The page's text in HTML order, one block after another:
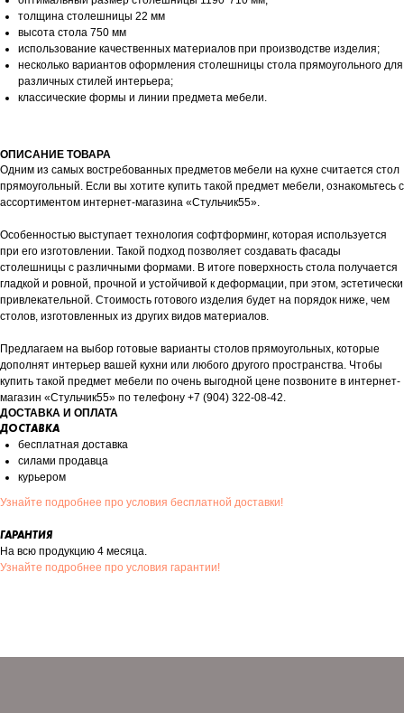
толщина столешницы 22 мм
высота стола 750 мм
использование качественных материалов при производстве изделия;
несколько вариантов оформления столешницы стола прямоугольного для
различных стилей интерьера;
классические формы и линии предмета мебели.
ОПИСАНИЕ ТОВАРА
Одним из самых востребованных предметов мебели на кухне считается стол
прямоугольный. Если вы хотите купить такой предмет мебели, ознакомьтесь с
ассортиментом интернет-магазина «Стульчик55».
Особенностью выступает технология софтформинг, которая используется
при его изготовлении. Такой подход позволяет создавать фасады
столешницы с различными формами. В итоге поверхность стола получается
гладкой и ровной, прочной и устойчивой к деформации, при этом, эстетически
привлекательной. Стоимость готового изделия будет на порядок ниже, чем
столов, изготовленных из других видов материалов.
Предлагаем на выбор готовые варианты столов прямоугольных, которые
дополнят интерьер вашей кухни или любого другого пространства. Чтобы
купить такой предмет мебели по очень выгодной цене позвоните в интернет-
магазин «Стульчик55» по телефону +7 (904) 322-08-42.
ДОСТАВКА И ОПЛАТА
ДОСТАВКА
бесплатная доставка
силами продавца
курьером
Узнайте подробнее про условия бесплатной доставки!
ГАРАНТИЯ
На всю продукцию 4 месяца.
Узнайте подробнее про условия гарантии!
ГЛАВНАЯ КАТАЛОГ
КОНТАКТЫ
ДОСТАВКА И ГАРАНТИЯ
О НАС